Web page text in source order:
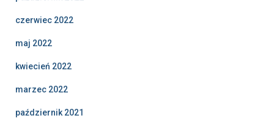
czerwiec 2022
maj 2022
kwiecień 2022
marzec 2022
październik 2021